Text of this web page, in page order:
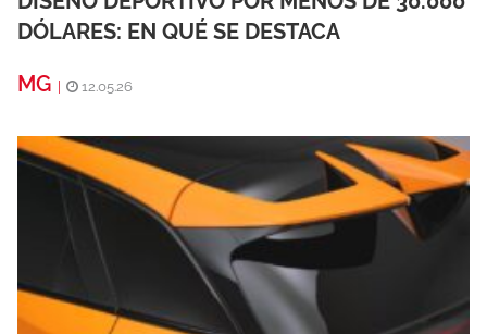
DÓLARES: EN QUÉ SE DESTACA
MG
12.05.26